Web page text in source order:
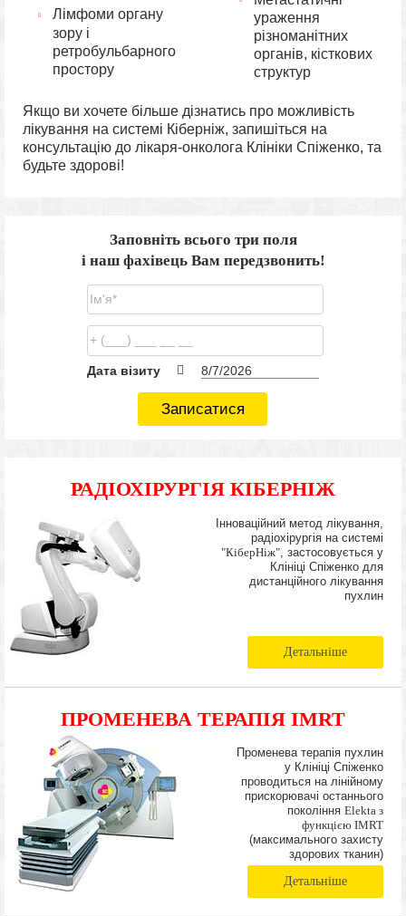
Лімфоми органу
зору і
ретробульбарного
простору
ураження
різноманітних
органів, кісткових
структур
Якщо ви хочете більше дізнатись про можливість
лікування на системі Кіберніж, запишіться на
консультацію до лікаря-онколога Клініки Спіженко, та
будьте здорові!
Заповніть всього три поля
і наш фахівець Вам передзвонить!
Дата візиту
Записатися
РАДІОХІРУРГІЯ КІБЕРНІЖ
Інноваційний метод лікування,
радіохірургія на системі
"КіберНіж", застосовується у
Клініці Спіженко для
дистанційного лікування
пухлин
Детальніше
ПРОМЕНЕВА ТЕРАПІЯ IMRT
Променева терапія пухлин
у Клініці Спіженко
проводиться на лінійному
прискорювачі останнього
покоління Elekta з
функцією IMRT
(максимального захисту
здорових тканин)
Детальніше